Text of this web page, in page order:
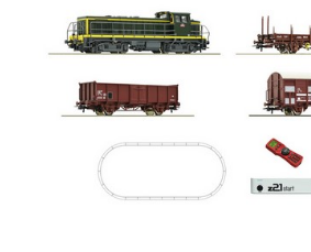
TRAIN N▼
PEINTURE MATIERE PREMIERE▼